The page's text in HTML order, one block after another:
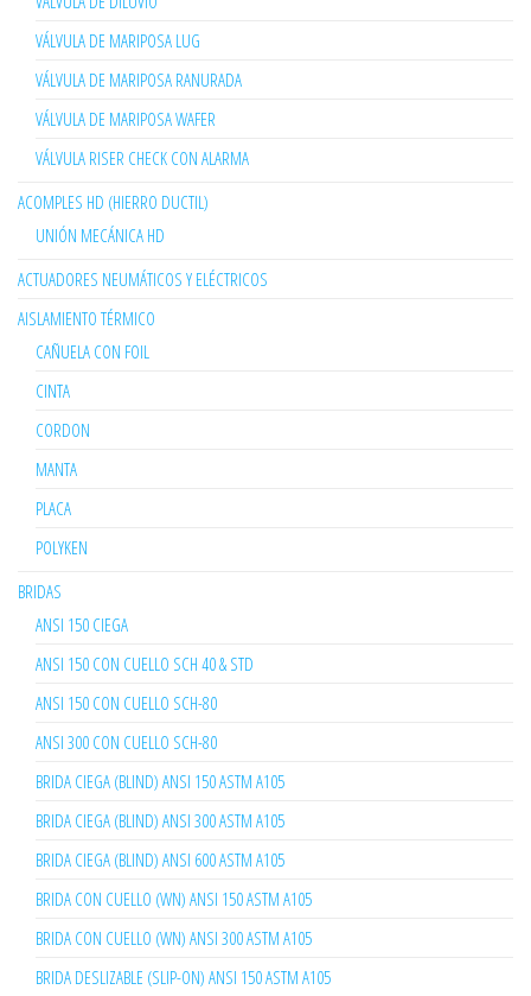
VÁLVULA DE MARIPOSA LUG
VÁLVULA DE MARIPOSA RANURADA
VÁLVULA DE MARIPOSA WAFER
VÁLVULA RISER CHECK CON ALARMA
ACOMPLES HD (HIERRO DUCTIL)
UNIÓN MECÁNICA HD
ACTUADORES NEUMÁTICOS Y ELÉCTRICOS
AISLAMIENTO TÉRMICO
CAÑUELA CON FOIL
CINTA
CORDON
MANTA
PLACA
POLYKEN
BRIDAS
ANSI 150 CIEGA
ANSI 150 CON CUELLO SCH 40 & STD
ANSI 150 CON CUELLO SCH-80
ANSI 300 CON CUELLO SCH-80
BRIDA CIEGA (BLIND) ANSI 150 ASTM A105
BRIDA CIEGA (BLIND) ANSI 300 ASTM A105
BRIDA CIEGA (BLIND) ANSI 600 ASTM A105
BRIDA CON CUELLO (WN) ANSI 150 ASTM A105
BRIDA CON CUELLO (WN) ANSI 300 ASTM A105
BRIDA DESLIZABLE (SLIP-ON) ANSI 150 ASTM A105